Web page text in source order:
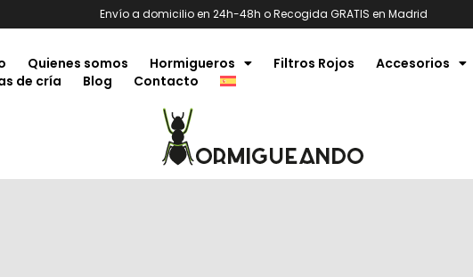
Envío a domicilio en 24h-48h o Recogida GRATIS en Madrid
Quienes somos Hormigueros Filtros Rojos Accesorios
de cría
Blog Contacto